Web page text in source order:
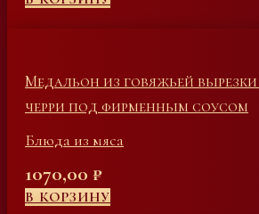
Медальон из говяжьей
черри под фирменным соусом
Блюда из мяса
1070,00 ₽
В КОРЗИНУ